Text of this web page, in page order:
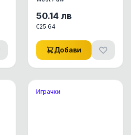
50.14 лв
€25.64
Добави
Играчки